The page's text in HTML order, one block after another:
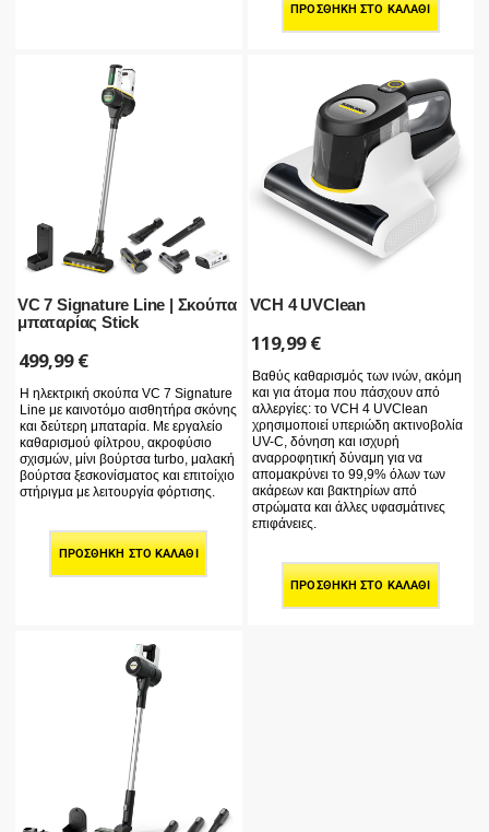
ΠΡΟΣΘΉΚΗ ΣΤΟ ΚΑΛΆΘΙ
VC 7 Signature Line | Σκούπα
μπαταρίας Stick
499,99€
Η ηλεκτρική σκούπα VC 7 Signature
Line με καινοτόμο αισθητήρα σκόνης
και δεύτερη μπαταρία. Με εργαλείο
καθαρισμού φίλτρου, ακροφύσιο
σχισμών, μίνι βούρτσα turbo, μαλακή
βούρτσα ξεσκονίσματος και επιτοίχιο
στήριγμα με λειτουργία φόρτισης.
ΠΡΟΣΘΉΚΗ ΣΤΟ ΚΑΛΆΘΙ
VCH 4 UVClean
119,99€
Βαθύς καθαρισμός των ινών, ακόμη
και για άτομα που πάσχουν από
αλλεργίες: το VCH 4 UVClean
χρησιμοποιεί υπεριώδη ακτινοβολία
UV-C, δόνηση και ισχυρή
αναρροφητική δύναμη για να
απομακρύνει το 99,9% όλων των
ακάρεων και βακτηρίων από
στρώματα και άλλες υφασμάτινες
επιφάνειες.
ΠΡΟΣΘΉΚΗ ΣΤΟ ΚΑΛΆΘΙ